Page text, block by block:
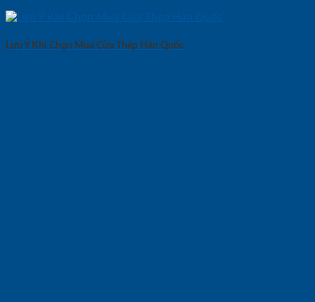
Lưu Ý Khi Chọn Mua Cửa Thép Hàn Quốc